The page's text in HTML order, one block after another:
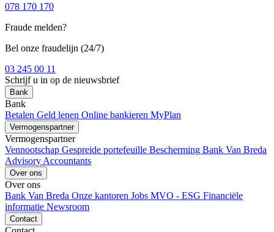
078 170 170
Fraude melden?
Bel onze fraudelijn (24/7)
03 245 00 11
Schrijf u in op de nieuwsbrief
Bank
Bank
Betalen Geld lenen Online bankieren MyPlan
Vermogenspartner
Vermogenspartner
Vennootschap Gespreide portefeuille Bescherming Bank Van Breda
Advisory Accountants
Over ons
Over ons
Bank Van Breda Onze kantoren Jobs MVO - ESG Financiële
informatie Newsroom
Contact